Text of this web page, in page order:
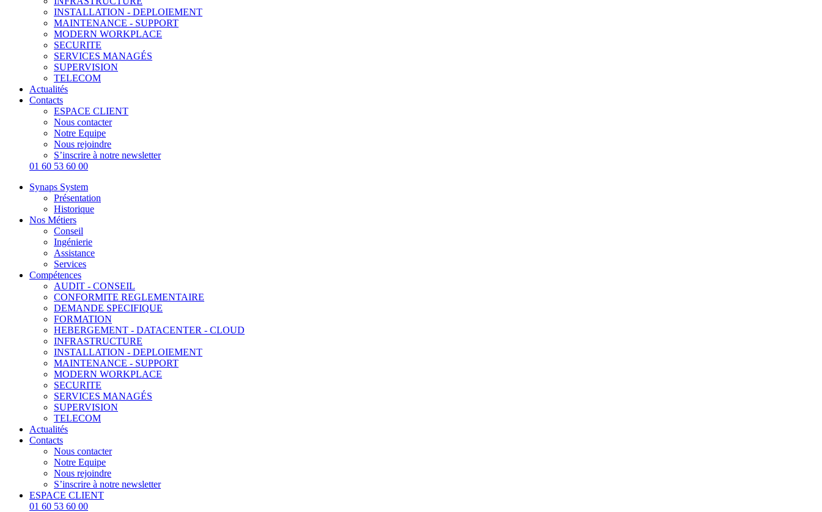
INSTALLATION - DEPLOIEMENT
MAINTENANCE - SUPPORT
MODERN WORKPLACE
SECURITE
SERVICES MANAGÉS
SUPERVISION
TELECOM
Actualités
Contacts
ESPACE CLIENT
Nous contacter
Notre Equipe
Nous rejoindre
S’inscrire à notre newsletter
01 60 53 60 00
Synaps System
Présentation
Historique
Nos Métiers
Conseil
Ingénierie
Assistance
Services
Compétences
AUDIT - CONSEIL
CONFORMITE REGLEMENTAIRE
DEMANDE SPECIFIQUE
FORMATION
HEBERGEMENT - DATACENTER - CLOUD
INFRASTRUCTURE
INSTALLATION - DEPLOIEMENT
MAINTENANCE - SUPPORT
MODERN WORKPLACE
SECURITE
SERVICES MANAGÉS
SUPERVISION
TELECOM
Actualités
Contacts
Nous contacter
Notre Equipe
Nous rejoindre
S’inscrire à notre newsletter
ESPACE CLIENT
01 60 53 60 00